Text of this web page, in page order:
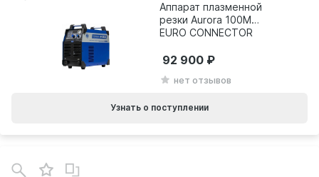
Аппарат плазменной
резки Aurora 100M
EURO CONNECTOR
нет отзывов
92 900
Узнать о поступлении